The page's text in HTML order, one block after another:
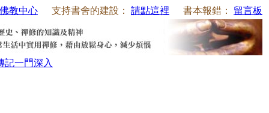
教中心 支持書舍的建設： 請點這裡 書本報錯： 留言板
記一門深入